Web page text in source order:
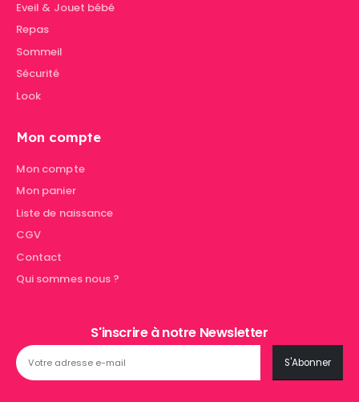
Eveil & Jouet bébé
Repas
Sommeil
Sécurité
Look
Mon compte
Mon compte
Mon panier
Liste de naissance
CGV
Contact
Qui sommes nous ?
S'inscrire à notre Newsletter